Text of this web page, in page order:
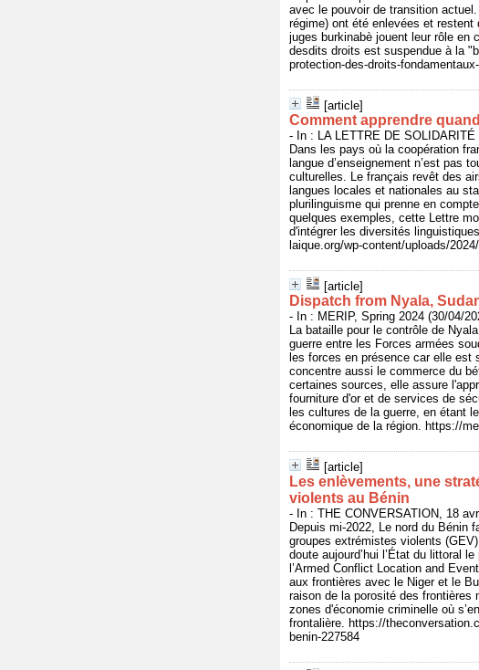
avec le pouvoir de transition
régime) ont été enlevées et restent
juges burkinabè jouent leur rôle en
desdits droits est suspendue à la
protection-des-droits-
[article]
Comment apprendre
- In : LA LETTRE DE
Dans les pays où la coopération
langue d’enseignement n’est pas
culturelles. Le français revêt des
langues locales et nationales au
plurilinguisme qui prenne en
quelques exemples, cette Lettre
d'intégrer les diversités
laique.org/wp-content/uploads/
[article]
Dispatch from Nyala,
- In : MERIP, Spring 2024 (30/04/
La bataille pour le contrôle de
guerre entre les Forces armées
les forces en présence car elle est
concentre aussi le commerce du
certaines sources, elle assure
fourniture d'or et de services de
les cultures de la guerre, en étant
économique de la région. https://
[article]
Les enlèvements, une
violents au Bénin
- In : THE CONVERSATION, 18
Depuis mi-2022, Le nord du Bénin
groupes extrémistes violents
doute aujourd’hui l’État du littoral
l’Armed Conflict Location and
aux frontières avec le Niger et le
raison de la porosité des frontières
zones d'économie criminelle où
frontalière. https://
benin-227584